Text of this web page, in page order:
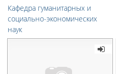
Кафедра гуманитарных и
социально-экономических
наук